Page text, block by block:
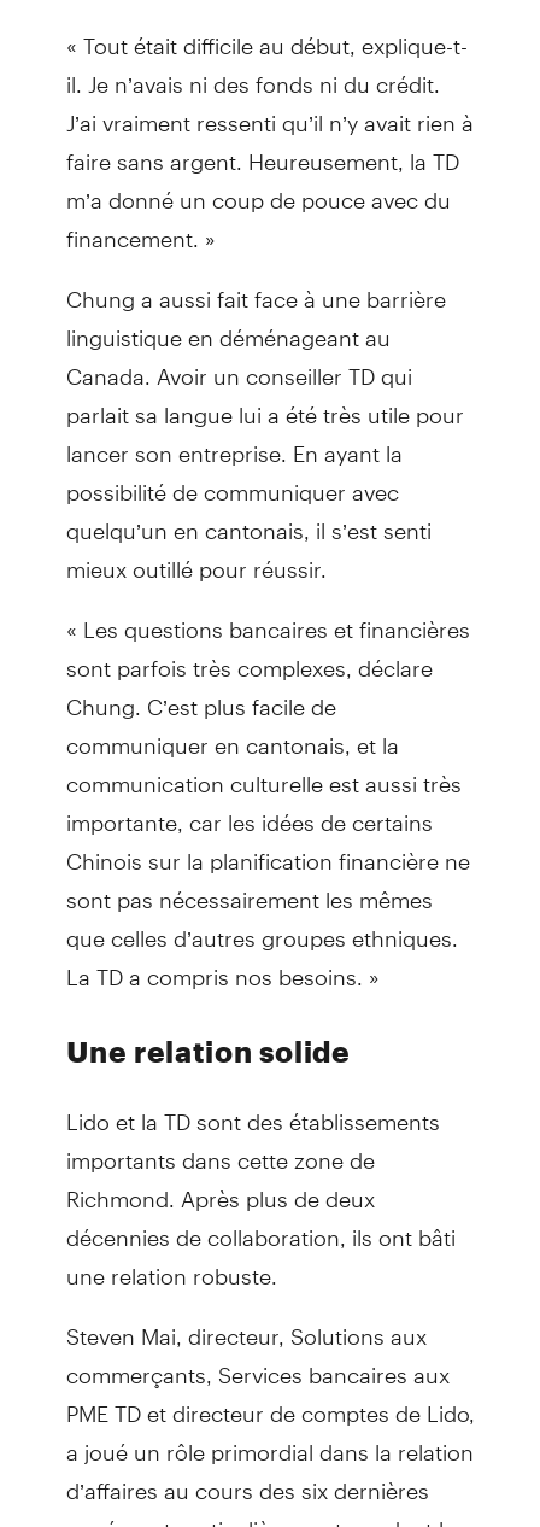
« Tout était difficile au début, explique-t-
il. Je n’avais ni des fonds ni du crédit.
J’ai vraiment ressenti qu’il n’y avait rien à
faire sans argent. Heureusement, la TD
m’a donné un coup de pouce avec du
financement. »
Chung a aussi fait face à une barrière
linguistique en déménageant au
Canada. Avoir un conseiller TD qui
parlait sa langue lui a été très utile pour
lancer son entreprise. En ayant la
possibilité de communiquer avec
quelqu’un en cantonais, il s’est senti
mieux outillé pour réussir.
« Les questions bancaires et financières
sont parfois très complexes, déclare
Chung. C’est plus facile de
communiquer en cantonais, et la
communication culturelle est aussi très
importante, car les idées de certains
Chinois sur la planification financière ne
sont pas nécessairement les mêmes
que celles d’autres groupes ethniques.
La TD a compris nos besoins. »
Une relation solide
Lido et la TD sont des établissements
importants dans cette zone de
Richmond. Après plus de deux
décennies de collaboration, ils ont bâti
une relation robuste.
Steven Mai, directeur, Solutions aux
commerçants, Services bancaires aux
PME TD et directeur de comptes de Lido,
a joué un rôle primordial dans la relation
d’affaires au cours des six dernières